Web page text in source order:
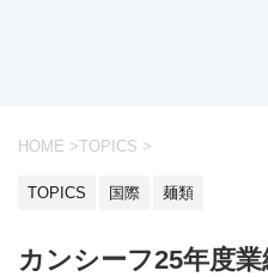
HOME >TOPICS >
TOPICS 国際 麺類
カンシーフ25年度